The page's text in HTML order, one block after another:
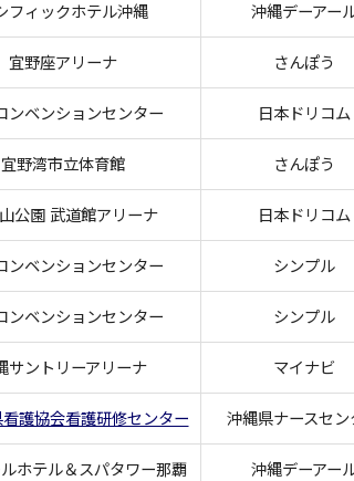
フィックホテル沖縄 沖縄デーアー
宜野座アリーナ さんぽう
ンベンションセンター 日本ドリコム
宜野湾市立体育館 さんぽう
公園 武道館アリーナ 日本ドリコム
ンベンションセンター シンプル
ンベンションセンター シンプル
サントリーアリーナ マイナビ
護協会看護研修センター 沖縄県ナースセン
ホテル＆スパタワー那覇 沖縄デーアー